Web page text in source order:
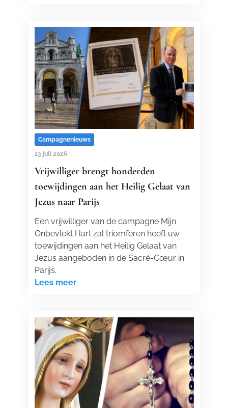
Campagnenieuws
13 juli 2026
Vrijwilliger brengt honderden
toewijdingen aan het Heilig Gelaat van
Jezus naar Parijs
Een vrijwilliger van de campagne Mijn
Onbevlekt Hart zal triomferen heeft uw
toewijdingen aan het Heilig Gelaat van
Jezus aangeboden in de Sacré-Cœur in
Parijs.
Lees meer